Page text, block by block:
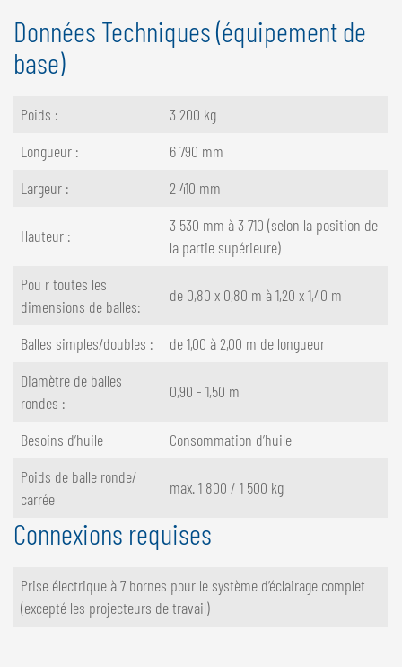
Données Techniques (équipement de
base)
Poids :
3 200 kg
Longueur :
6 790 mm
Largeur :
2 410 mm
Hauteur :
3 530 mm à 3 710 (selon la position de
la partie supérieure)
Pou r toutes les
dimensions de balles:
de 0,80 x 0,80 m à 1,20 x 1,40 m
Balles simples/doubles :
de 1,00 à 2,00 m de longueur
Diamètre de balles
rondes :
0,90 - 1,50 m
Besoins d’huile
Consommation d’huile
Poids de balle ronde/
carrée
max. 1 800 / 1 500 kg
Connexions requises
Prise électrique à 7 bornes pour le système d’éclairage complet
(excepté les projecteurs de travail)